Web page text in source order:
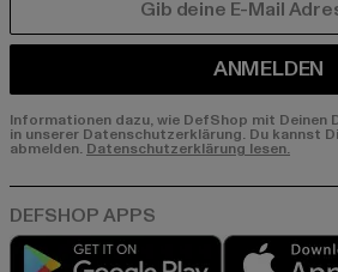
ANMELDEN
Informationen dazu, wie DefShop mit Deinen
in unserer Datenschutzerklärung. Du kannst
abmelden. Datenschutzerklärung lesen.
Play market